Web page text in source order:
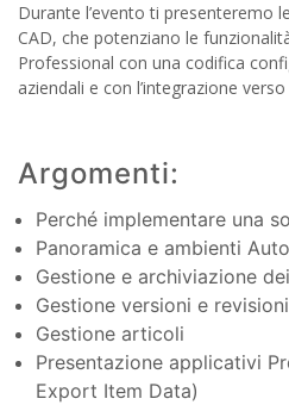
Durante l’evento ti presenteremo
CAD, che potenziano le
Professional con una codifica
aziendali e con l’integrazione verso
Argomenti:
Perché implementare una
Panoramica e ambienti
Gestione e archiviazione
Gestione versioni e revisioni
Gestione articoli
Presentazione applicativi
Export Item Data)